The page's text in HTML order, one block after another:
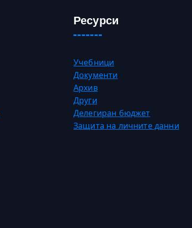
Ресурси
Учебници
Документи
Архив
Други
Делегиран бюджет
Защита на личните данни